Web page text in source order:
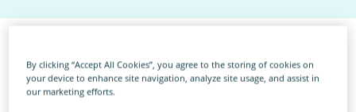
O usłudze
By clicking “Accept All Cookies”, you agree to the storing of cookies on
your device to enhance site navigation, analyze site usage, and assist in
our marketing efforts.